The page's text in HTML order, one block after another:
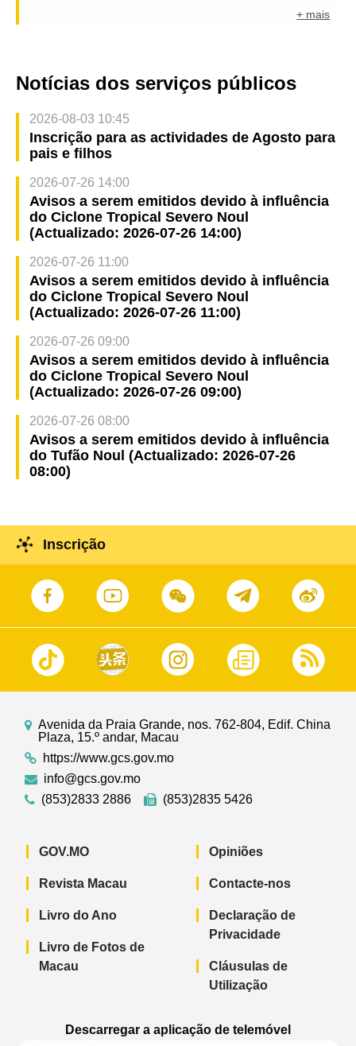
+ mais
Notícias dos serviços públicos
2026-08-03 10:45
Inscrição para as actividades de Agosto para
pais e filhos
2026-07-26 14:00
Avisos a serem emitidos devido à influência
do Ciclone Tropical Severo Noul
(Actualizado: 2026-07-26 14:00)
2026-07-26 11:00
Avisos a serem emitidos devido à influência
do Ciclone Tropical Severo Noul
(Actualizado: 2026-07-26 11:00)
2026-07-26 09:00
Avisos a serem emitidos devido à influência
do Ciclone Tropical Severo Noul
(Actualizado: 2026-07-26 09:00)
2026-07-26 08:00
Avisos a serem emitidos devido à influência
do Tufão Noul (Actualizado: 2026-07-26
08:00)
Inscrição
Avenida da Praia Grande, nos. 762-804, Edif. China
Plaza, 15.º andar, Macau
https://www.gcs.gov.mo
info@gcs.gov.mo
(853)2833 2886
(853)2835 5426
GOV.MO
Revista Macau
Livro do Ano
Livro de Fotos de
Macau
Opiniões
Contacte-nos
Declaração de
Privacidade
Cláusulas de
Utilização
Descarregar a aplicação de telemóvel